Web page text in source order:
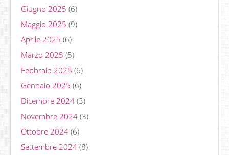
Giugno 2025 (6)
Maggio 2025 (9)
Aprile 2025 (6)
Marzo 2025 (5)
Febbraio 2025 (6)
Gennaio 2025 (6)
Dicembre 2024 (3)
Novembre 2024 (3)
Ottobre 2024 (6)
Settembre 2024 (8)